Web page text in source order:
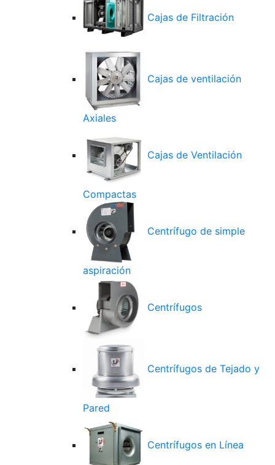
Cajas de Filtración
Cajas de ventilación
Axiales
Cajas de Ventilación
Compactas
Centrífugo de simple
aspiración
Centrífugos
Centrífugos de Tejado y
Pared
Centrífugos en Línea